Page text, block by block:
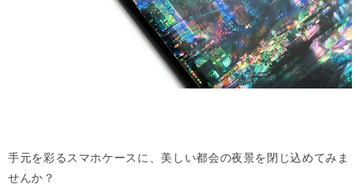
手元を彩るスマホケースに、美しい都会の夜景を閉じ込めてみま
せんか？